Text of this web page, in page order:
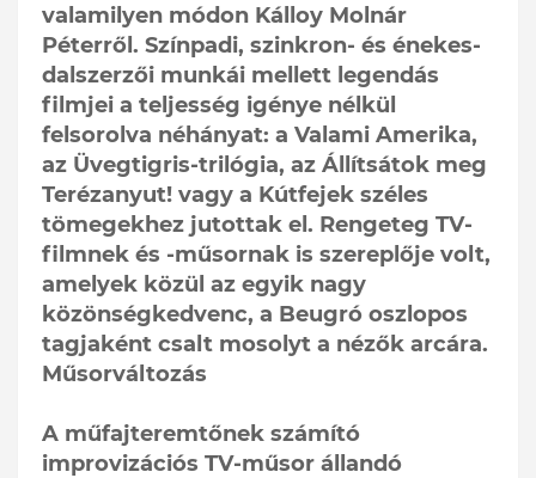
valamilyen módon Kálloy Molnár
Péterről. Színpadi, szinkron- és énekes-
dalszerzői munkái mellett legendás
filmjei a teljesség igénye nélkül
felsorolva néhányat: a Valami Amerika,
az Üvegtigris-trilógia, az Állítsátok meg
Terézanyut! vagy a Kútfejek széles
tömegekhez jutottak el. Rengeteg TV-
filmnek és -műsornak is szereplője volt,
amelyek közül az egyik nagy
közönségkedvenc, a Beugró oszlopos
tagjaként csalt mosolyt a nézők arcára.
Műsorváltozás
A műfajteremtőnek számító
improvizációs TV-műsor állandó